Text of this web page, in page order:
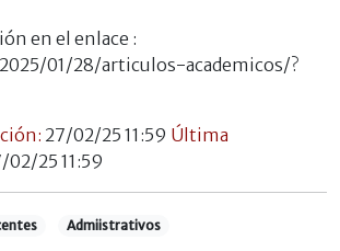
en el enlace :
01/28/articulos-academicos/?
27/02/25 11:59 Última
02/25 11:59
Admiistrativos